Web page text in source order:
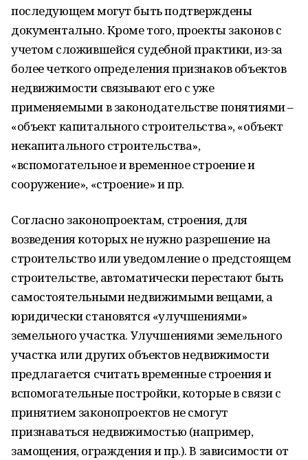
последующем могут быть подтверждены
документально. Кроме того, проекты законов с
учетом сложившейся судебной практики, из-за
более четкого определения признаков объектов
недвижимости связывают его с уже
применяемыми в законодательстве понятиями –
«объект капитального строительства», «объект
некапитального строительства»,
«вспомогательное и временное строение и
сооружение», «строение» и пр.
Согласно законопроектам, строения, для
возведения которых не нужно разрешение на
строительство или уведомление о предстоящем
строительстве, автоматически перестают быть
самостоятельными недвижимыми вещами, а
юридически становятся «улучшениями»
земельного участка. Улучшениями земельного
участка или других объектов недвижимости
предлагается считать временные строения и
вспомогательные постройки, которые в связи с
принятием законопроектов не смогут
признаваться недвижимостью (например,
замощения, ограждения и пр.). В зависимости от